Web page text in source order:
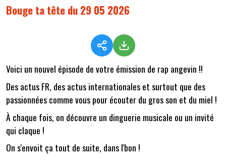
Bouge ta tête du 29 05 2026
Voici un nouvel épisode de votre émission de rap angevin !!
Des actus FR, des actus internationales et surtout que des
passionnées comme vous pour écouter du gros son et du miel !
À chaque fois, on découvre un dinguerie musicale ou un invité
qui claque !
On s'envoit ça tout de suite, dans l'bon !